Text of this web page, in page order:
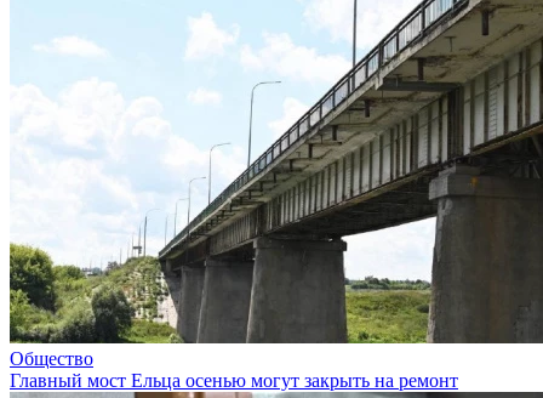
Общество
Главный мост Ельца осенью могут закрыть на ремонт